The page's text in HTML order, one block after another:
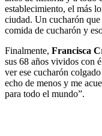
establecimiento, el más
ciudad. Un cucharón
comida de cucharón y
Finalmente, Francisca
sus 68 años vividos con
ver ese cucharón
echo de menos y me
para todo el mundo”.